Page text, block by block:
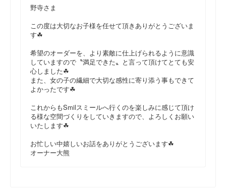
野寺さま
この度は大切なお子様を任せて頂きありがとうございま
す☘
希望のオーダーを、より素敵に仕上げられるように意識
していますので〝満足できた〟と言って頂けてとても安
心しました☘
また、女の子の繊細で大切な感性に寄り添う事もできて
よかったです☘
これからもSmilスミールへ行くのを楽しみに感じて頂け
る様な空間づくりをしていきますので、よろしくお願い
いたします☘
お忙しい中嬉しいお話をありがとうございます☘
オーナー大熊